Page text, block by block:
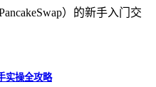
）的新手入门交
实操全攻略